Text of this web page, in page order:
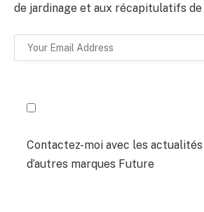
de jardinage et aux récapitulatifs de
Contactez-moi avec les
d’autres marques Future